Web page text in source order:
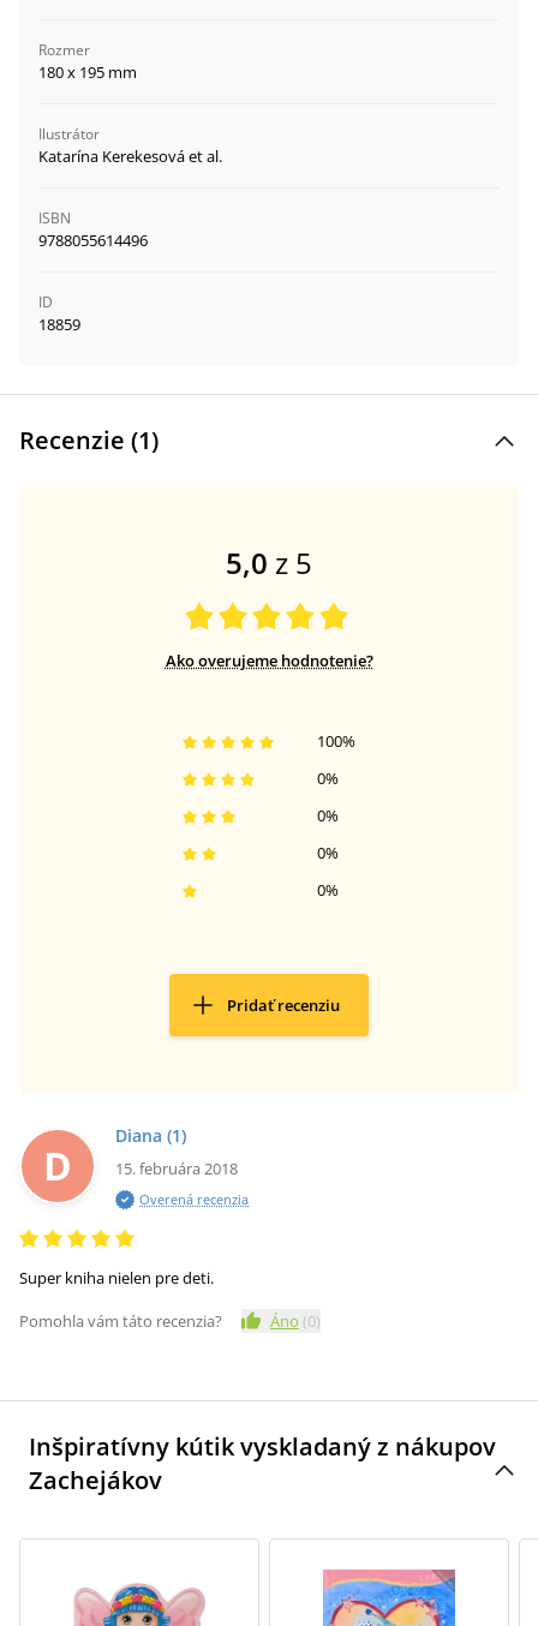
Rozmer
180 x 195 mm
Ilustrátor
Katarína Kerekesová et al.
ISBN
9788055614496
ID
18859
Recenzie (1)
5,0 z 5
Ako overujeme hodnotenie?
0%
0%
0%
0%
100%
Pridať recenziu
D
Diana (1)
15. februára 2018
Overená recenzia
Super kniha nielen pre deti.
Pomohla vám táto recenzia?
Áno (0)
Inšpiratívny kútik vyskladaný z nákupov
Zachejákov